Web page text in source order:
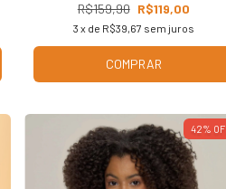
R$159,90 R$119,00
3 x de R$39,67 sem juros
COMPRAR
42%